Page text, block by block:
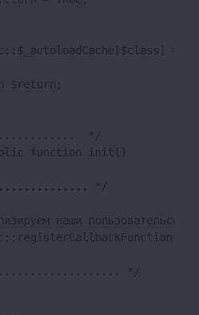
=
$return;
function init()
наши пользовательские